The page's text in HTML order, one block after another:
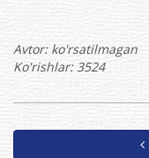
Avtor: ko'rsatilmagan
Ko'rishlar: 3524